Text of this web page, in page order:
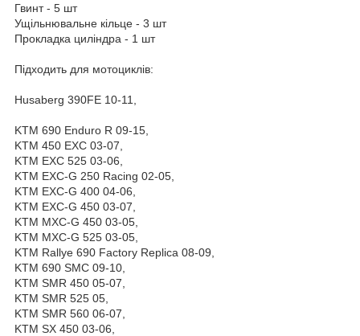
Гвинт - 5 шт
Ущільнювальне кільце - 3 шт
Прокладка циліндра - 1 шт
Підходить для мотоциклів:
Husaberg 390FE 10-11,
KTM 690 Enduro R 09-15,
KTM 450 EXC 03-07,
KTM EXC 525 03-06,
KTM EXC-G 250 Racing 02-05,
KTM EXC-G 400 04-06,
KTM EXC-G 450 03-07,
KTM MXC-G 450 03-05,
KTM MXC-G 525 03-05,
KTM Rallye 690 Factory Replica 08-09,
KTM 690 SMC 09-10,
KTM SMR 450 05-07,
KTM SMR 525 05,
KTM SMR 560 06-07,
KTM SX 450 03-06,